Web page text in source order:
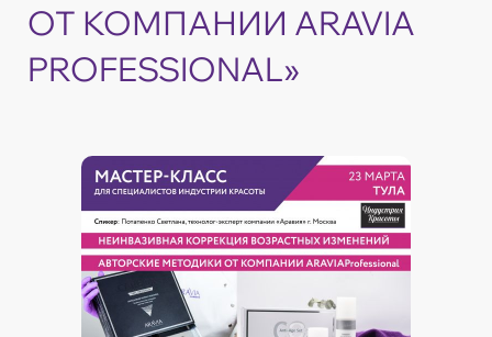
ОТ КОМПАНИИ ARAVIA
PROFESSIONAL»